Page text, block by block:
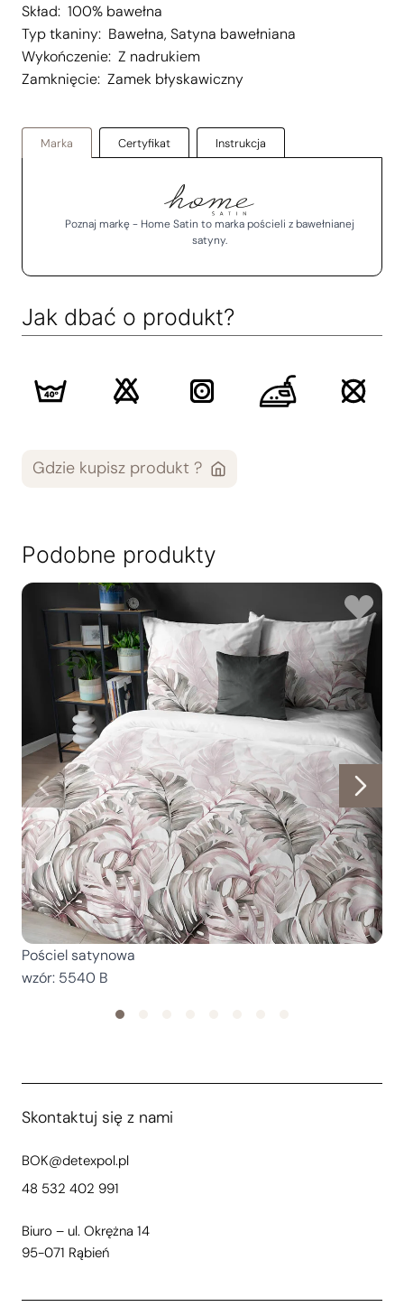
Skład: 100% bawełna
Typ tkaniny: Bawełna, Satyna bawełniana
Wykończenie: Z nadrukiem
Zamknięcie: Zamek błyskawiczny
Marka Certyfikat Instrukcja
Poznaj markę - Home Satin to marka pościeli z bawełnianej
satyny.
Jak dbać o produkt?
Gdzie kupisz produkt ?
Podobne produkty
Pościel satynowa
wzór: 5540 B
Skontaktuj się z nami
BOK@detexpol.pl
48 532 402 991
Biuro – ul. Okrężna 14
95-071 Rąbień